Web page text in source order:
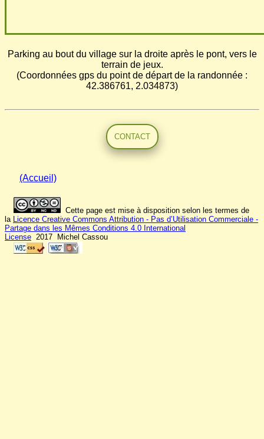
Parking au bout du village sur la droite après le pont, vers le
terrain de jeux.
(Coordonnées gps du point de départ de la randonnée :
42.386761, 2.034873)
CONTACT
(Accueil)
Cette page est mise à disposition selon les termes de
la Licence Creative Commons Attribution - Pas d’Utilisation Commerciale -
Partage dans les Mêmes Conditions 4.0 International
License 2017 Michel Cassou